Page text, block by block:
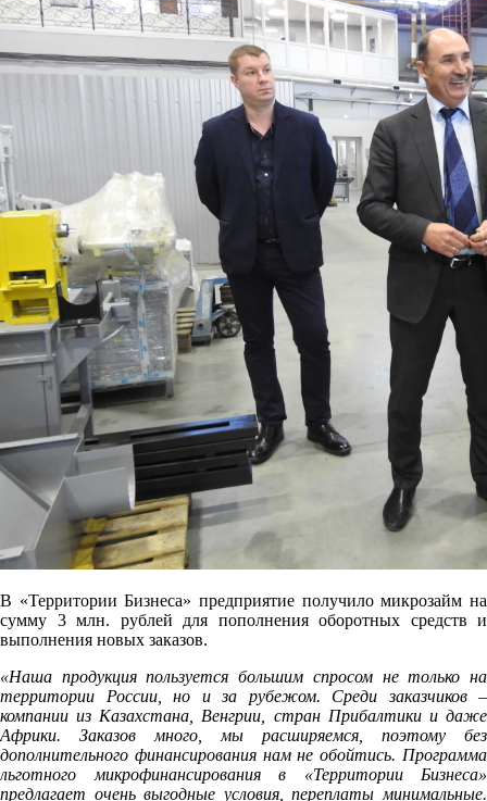
В «Территории Бизнеса» предприятие получило микрозайм на
сумму 3 млн. рублей для пополнения оборотных средств и
выполнения новых заказов.
«Наша продукция пользуется большим спросом не только на
территории России, но и за рубежом. Среди заказчиков –
компании из Казахстана, Венгрии, стран Прибалтики и даже
Африки. Заказов много, мы расширяемся, поэтому без
дополнительного финансирования нам не обойтись. Программа
льготного микрофинансирования в «Территории Бизнеса»
предлагает очень выгодные условия, переплаты минимальные.